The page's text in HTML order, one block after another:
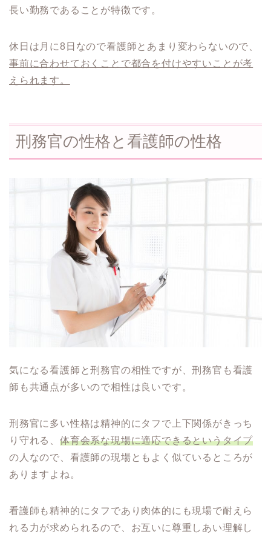
長い勤務であることが特徴です。
休日は月に8日なので看護師とあまり変わらないので、
事前に合わせておくことで都合を付けやすいことが考
えられます。
刑務官の性格と看護師の性格
気になる看護師と刑務官の相性ですが、刑務官も看護
師も共通点が多いので相性は良いです。
刑務官に多い性格は精神的にタフで上下関係がきっち
り守れる、 体育会系な現場に適応できるというタイプ
の人なので、看護師の現場ともよく似ているところが
ありますよね。
看護師も精神的にタフであり肉体的にも現場で耐えら
れる力が求められるので、お互いに尊重しあい理解し